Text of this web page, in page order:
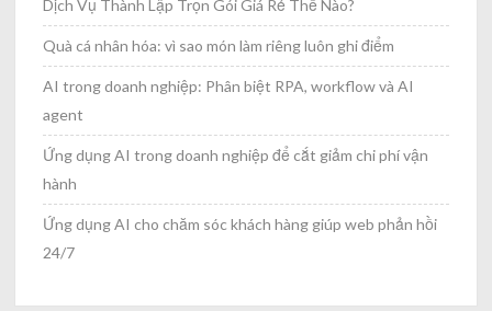
Dịch Vụ Thành Lập Trọn Gói Giá Rẻ Thế Nào?
Quà cá nhân hóa: vì sao món làm riêng luôn ghi điểm
AI trong doanh nghiệp: Phân biệt RPA, workflow và AI
agent
Ứng dụng AI trong doanh nghiệp để cắt giảm chi phí vận
hành
Ứng dụng AI cho chăm sóc khách hàng giúp web phản hồi
24/7